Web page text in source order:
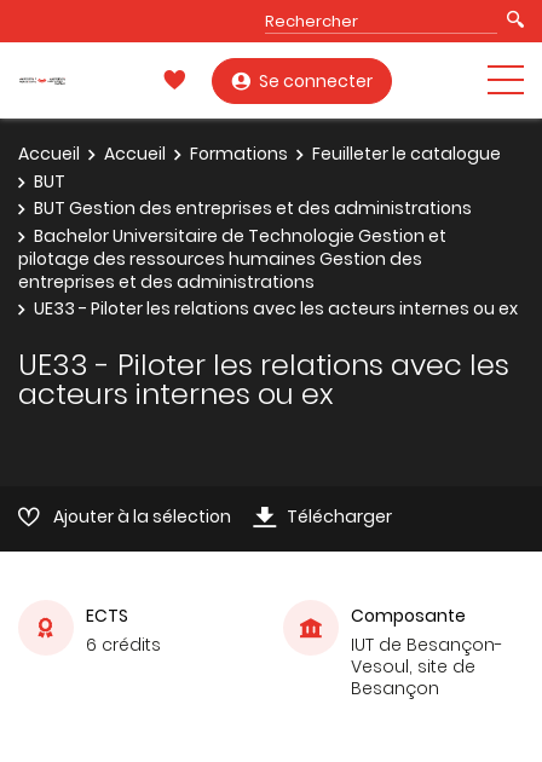
Se connecter
Accueil Accueil Formations
Feuilleter le catalogue
BUT
BUT Gestion des entreprises et des administrations
Bachelor Universitaire de Technologie Gestion et
pilotage des ressources humaines Gestion des
entreprises et des administrations
UE33 - Piloter les relations avec les acteurs internes ou ex
UE33 - Piloter les relations avec les
acteurs internes ou ex
Ajouter à la sélection Télécharger
ECTS
6 crédits
Composante
IUT de Besançon-
Vesoul, site de
Besançon